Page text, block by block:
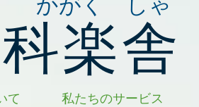
かがく しゃ
楽舎
て 私たちのサービス